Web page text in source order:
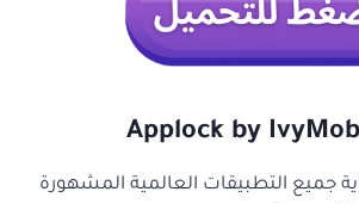
جميع التطبيقات العالمية المشهورة